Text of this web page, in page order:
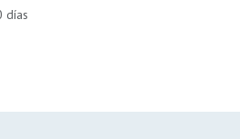
días